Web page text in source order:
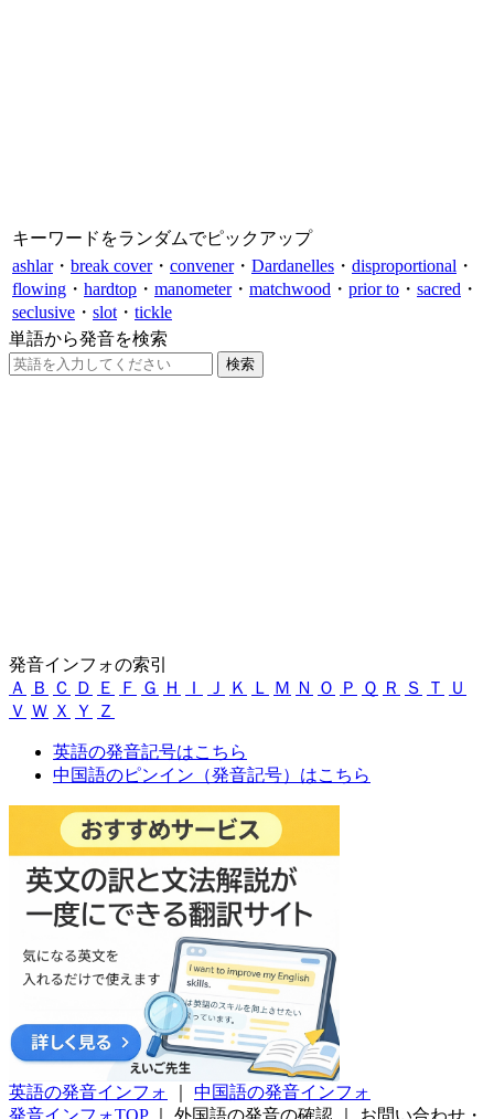
キーワードをランダムでピックアップ
ashlar・ break cover・ convener・ Dardanelles ・ disproportional ・
flowing ・ hardtop ・ manometer・ matchwood ・ prior to ・ sacred ・
seclusive ・ slot ・ tickle
単語から発音を検索
発音インフォの索引
Ａ
Ｂ Ｃ Ｄ Ｅ Ｆ Ｇ Ｈ Ｉ Ｊ Ｋ Ｌ Ｍ Ｎ Ｏ Ｐ Ｑ Ｒ Ｓ Ｔ
Ｕ
Ｖ Ｗ Ｘ Ｙ Ｚ
英語の発音記号はこちら
中国語のピンイン（発音記号）はこちら
英語の発音インフォ
中国語の発音インフォ
発音インフォTOP
外国語の発音の確認 お問い合わせ・